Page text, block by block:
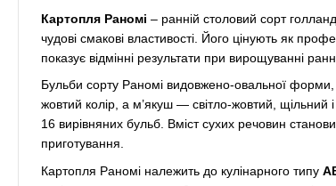
Картопля Раномі – ранній столовий сорт
чудові смакові властивості. Його цінують як
показує відмінні результати при вирощуванні
Бульби сорту Раномі видовжено-овальної
жовтий колір, а м’якуш — світло-жовтий,
16 вирівняних бульб. Вміст сухих речовин
приготування.
Картопля Раномі належить до кулінарного типу